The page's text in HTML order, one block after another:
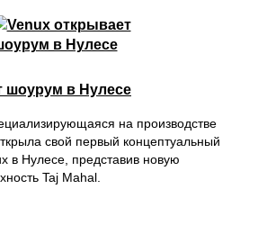
шоурум в Нулесе
на производстве
свой первый концептуальный
в Нулесе, представив новую
Taj Mahal.